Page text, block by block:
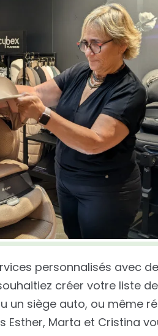
personnalisés avec
créer votre liste
un siège auto, ou même
Esther, Marta et Cristina